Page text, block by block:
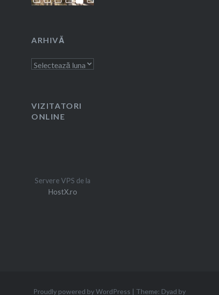
ARHIVĂ
Arhivă
VIZITATORI
ONLINE
Servere VPS de la
HostX.ro
Proudly powered by WordPress | Theme: Dyad by